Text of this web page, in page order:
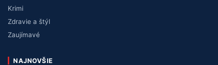
Krimi
Zdravie a štýl
Zaujímavé
NAJNOVŠIE